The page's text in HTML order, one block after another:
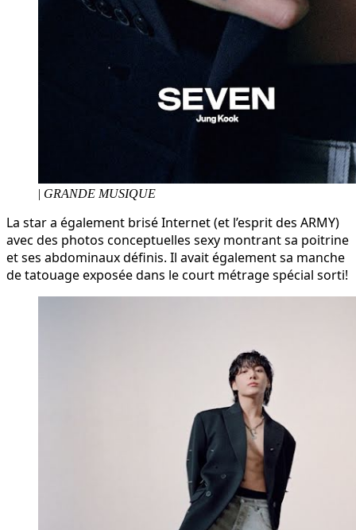
| GRANDE MUSIQUE
La star a également brisé Internet (et l’esprit des ARMY)
avec des photos conceptuelles sexy montrant sa poitrine
et ses abdominaux définis. Il avait également sa manche
de tatouage exposée dans le court métrage spécial sorti!